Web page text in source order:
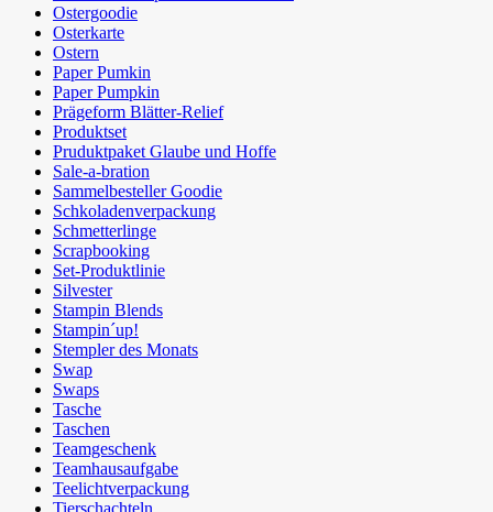
Ostergoodie
Osterkarte
Ostern
Paper Pumkin
Paper Pumpkin
Prägeform Blätter-Relief
Produktset
Pruduktpaket Glaube und Hoffe
Sale-a-bration
Sammelbesteller Goodie
Schkoladenverpackung
Schmetterlinge
Scrapbooking
Set-Produktlinie
Silvester
Stampin Blends
Stampin´up!
Stempler des Monats
Swap
Swaps
Tasche
Taschen
Teamgeschenk
Teamhausaufgabe
Teelichtverpackung
Tierschachteln